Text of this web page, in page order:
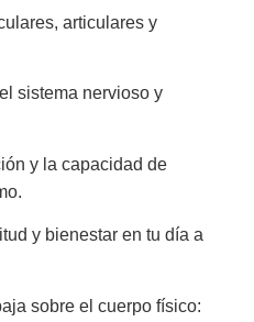
articulares y
sistema nervioso y
y la capacidad de
y bienestar en tu día a
sobre el cuerpo físico: